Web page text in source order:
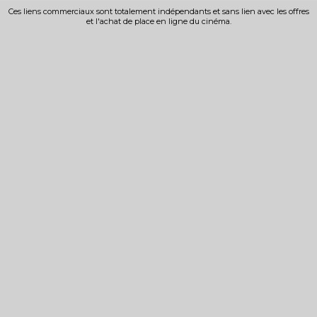
Ces liens commerciaux sont totalement indépendants et sans lien avec les offres
et l'achat de place en ligne du cinéma.